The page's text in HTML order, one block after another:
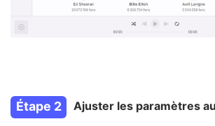
Étape 2 Ajuster les paramètres